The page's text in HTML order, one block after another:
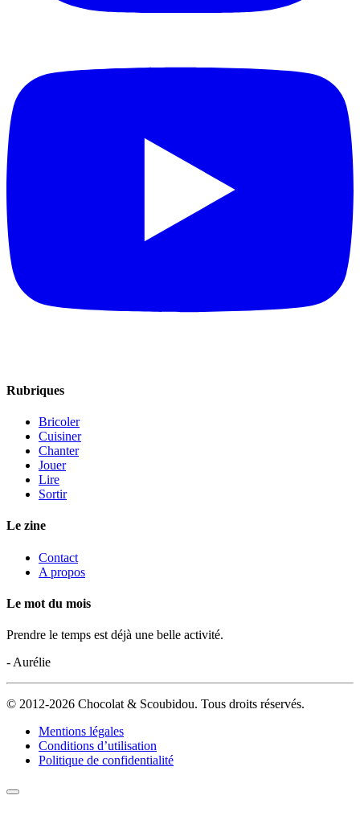
Rubriques
Bricoler
Cuisiner
Chanter
Jouer
Lire
Sortir
Le zine
Contact
A propos
Le mot du mois
Prendre le temps est déjà une belle activité.
- Aurélie
© 2012-2026 Chocolat & Scoubidou. Tous droits réservés.
Mentions légales
Conditions d’utilisation
Politique de confidentialité